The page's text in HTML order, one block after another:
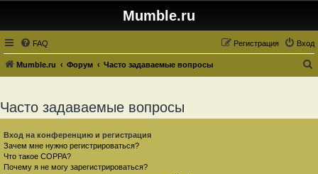
Mumble.ru
FAQ Вход
Регистрация
Mumble.ru Форум Часто задаваемые вопросы
Часто задаваемые вопросы
Вход на конференцию и регистрация
Зачем мне нужно регистрироваться?
Что такое COPPA?
Почему я не могу зарегистрироваться?